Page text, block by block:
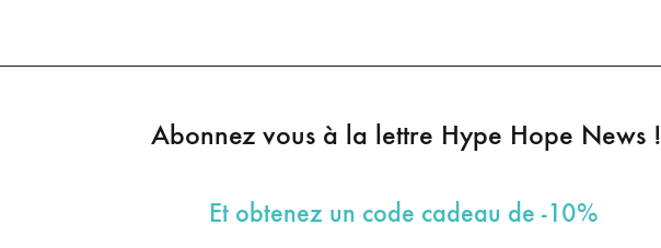
Abonnez vous à la lettre Hype Hope News !
Et obtenez un code cadeau de -10%